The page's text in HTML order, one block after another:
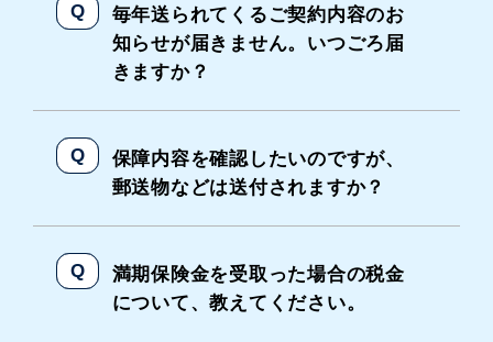
毎年送られてくるご契約内容のお
知らせが届きません。いつごろ届
きますか？
保障内容を確認したいのですが、
郵送物などは送付されますか？
満期保険金を受取った場合の税金
について、教えてください。